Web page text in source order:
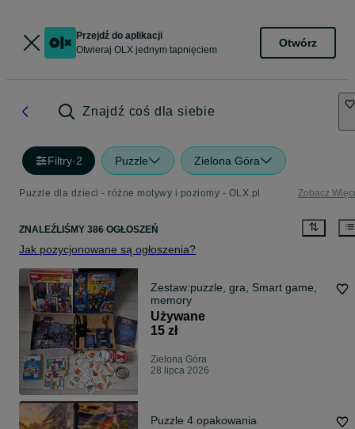
Przejdź do aplikacji
Otwieraj OLX jednym tapnięciem
Otwórz
Znajdź coś dla siebie
Filtry·2 Puzzle Zielona Góra
Puzzle dla dzieci - różne motywy i poziomy - OLX.pl Zobacz
ZNALEŹLIŚMY 386 OGŁOSZEŃ
Jak pozycjonowane są ogłoszenia?
Zestaw:puzzle, gra, Smart game,
memory
Używane
15 zł
Zielona Góra
28 lipca 2026
Puzzle 4 opakowania